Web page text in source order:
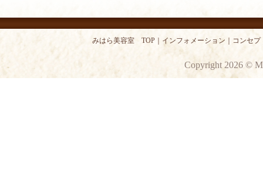
みはら美容室 TOP インフォメーション コンセプ
Copyright 2026 ©